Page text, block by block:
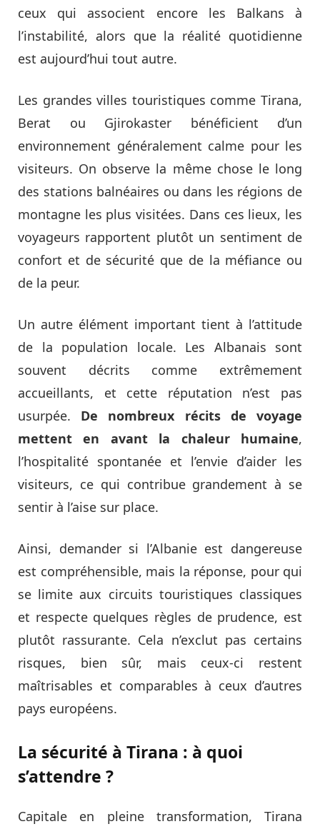
ceux qui associent encore les Balkans à
l’instabilité, alors que la réalité quotidienne
est aujourd’hui tout autre.
Les grandes villes touristiques comme Tirana,
Berat ou Gjirokaster bénéficient d’un
environnement généralement calme pour les
visiteurs. On observe la même chose le long
des stations balnéaires ou dans les régions de
montagne les plus visitées. Dans ces lieux, les
voyageurs rapportent plutôt un sentiment de
confort et de sécurité que de la méfiance ou
de la peur.
Un autre élément important tient à l’attitude
de la population locale. Les Albanais sont
souvent décrits comme extrêmement
accueillants, et cette réputation n’est pas
usurpée. De nombreux récits de voyage
mettent en avant la chaleur humaine,
l’hospitalité spontanée et l’envie d’aider les
visiteurs, ce qui contribue grandement à se
sentir à l’aise sur place.
Ainsi, demander si l’Albanie est dangereuse
est compréhensible, mais la réponse, pour qui
se limite aux circuits touristiques classiques
et respecte quelques règles de prudence, est
plutôt rassurante. Cela n’exclut pas certains
risques, bien sûr, mais ceux-ci restent
maîtrisables et comparables à ceux d’autres
pays européens.
La sécurité à Tirana : à quoi
s’attendre ?
Capitale en pleine transformation, Tirana